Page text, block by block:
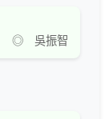
◎ 吳振智